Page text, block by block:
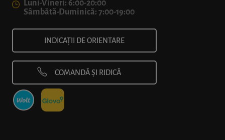
Luni-Vineri: 6:00-20:00
Sâmbătă-Duminică: 7:00-19:00
INDICAȚII DE ORIENTARE
COMANDĂ ȘI RIDICĂ